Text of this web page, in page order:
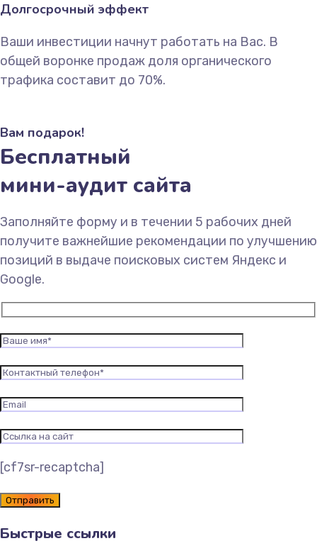
Долгосрочный эффект
Ваши инвестиции начнут работать на Вас. В
общей воронке продаж доля органического
трафика составит до 70%.
Вам подарок!
Бесплатный
мини-аудит сайта
Заполняйте форму и в течении 5 рабочих дней
получите важнейшие рекомендации по улучшению
позиций в выдаче поисковых систем Яндекс и
Google.
[cf7sr-recaptcha]
Быстрые ссылки